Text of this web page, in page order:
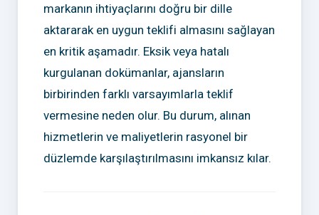
markanın ihtiyaçlarını doğru bir dille
aktararak en uygun teklifi almasını sağlayan
en kritik aşamadır. Eksik veya hatalı
kurgulanan dokümanlar, ajansların
birbirinden farklı varsayımlarla teklif
vermesine neden olur. Bu durum, alınan
hizmetlerin ve maliyetlerin rasyonel bir
düzlemde karşılaştırılmasını imkansız kılar.